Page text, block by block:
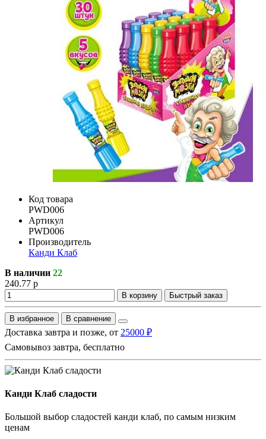
Код товара
PWD006
Артикул
PWD006
Производитель
Канди Клаб
В наличии 22
240.77 р
В корзину Быстрый заказ
В избранное В сравнение
Доставка завтра и позже, от 25000 ₽
Самовывоз завтра, бесплатно
Канди Клаб сладости
Большой выбор сладостей канди клаб, по самым низким
ценам